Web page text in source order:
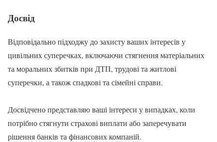
Досвід
Відповідально підходжу до захисту ваших інтересів у
цивільних суперечках, включаючи стягнення матеріальних
та моральних збитків при ДТП, трудові та житлові
суперечки, а також спадкові та сімейні справи.
Досвідчено представляю ваші інтереси у випадках, коли
потрібно стягнути страхові виплати або заперечувати
рішення банків та фінансових компаній.